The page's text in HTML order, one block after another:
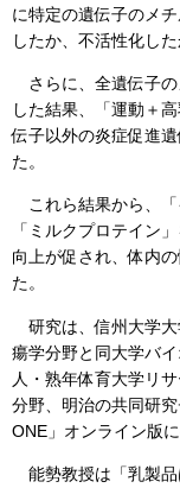
に特定の遺伝子のメ
したか、不活性化した
さらに、全遺伝子の
した結果、「運動＋
伝子以外の炎症促進
た。
これら結果から、「
「ミルクプロテイン
向上が促され、体内
た。
研究は、信州大学大
瘍学分野と同大学バ
人・熟年体育大学リ
分野、明治の共同研
ONE」オンライン版に
能勢教授は「乳製品